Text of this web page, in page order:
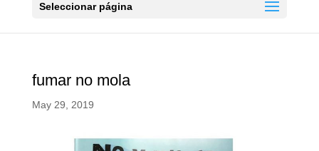
Seleccionar página
fumar no mola
May 29, 2019